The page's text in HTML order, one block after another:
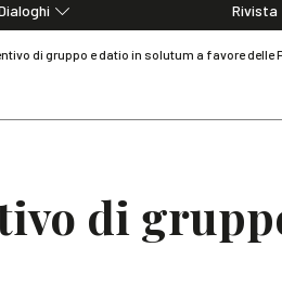
Rivista
di gruppo e datio in solutum a favore delle
di